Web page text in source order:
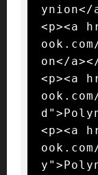
ynion</
<p><a
on</
<p><a
<p><a